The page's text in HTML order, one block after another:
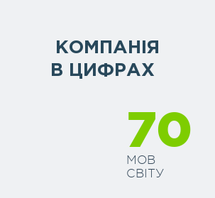
70
МОВ
СВІТУ
КОМПАНІЯ
В ЦИФРАХ